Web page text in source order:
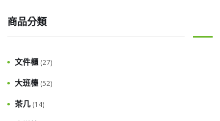
商品分類
文件櫃 (27)
大班檯 (52)
茶几 (14)